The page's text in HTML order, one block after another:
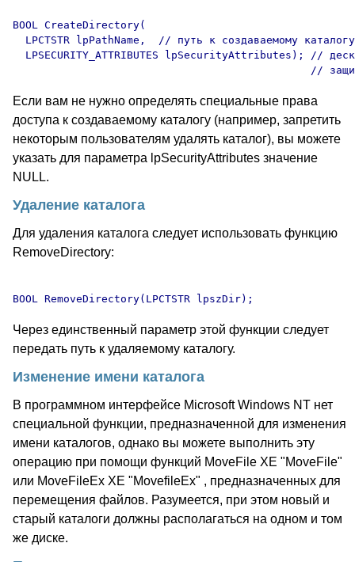
BOOL CreateDirectory(
  LPCTSTR lpPathName,  // путь к создаваемому каталогу
LPSECURITY_ATTRIBUTES lpSecurityAttributes); //
Если вам не нужно определять специальные права
доступа к создаваемому каталогу (например, запретить
некоторым пользователям удалять каталог), вы можете
указать для параметра lpSecurityAttributes значение
NULL.
Удаление каталога
Для удаления каталога следует использовать функцию
RemoveDirectory:
Через единственный параметр этой функции следует
передать путь к удаляемому каталогу.
Изменение имени каталога
В программном интерфейсе Microsoft Windows NT нет
специальной функции, предназначенной для изменения
имени каталогов, однако вы можете выполнить эту
операцию при помощи функций MoveFile XE "MoveFile"
или MoveFileEx XE "MovefileEx" , предназначенных для
перемещения файлов. Разумеется, при этом новый и
старый каталоги должны располагаться на одном и том
же диске.